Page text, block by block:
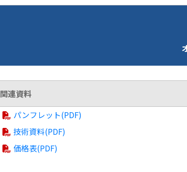
関連資料
パンフレット(PDF)
技術資料(PDF)
価格表(PDF)